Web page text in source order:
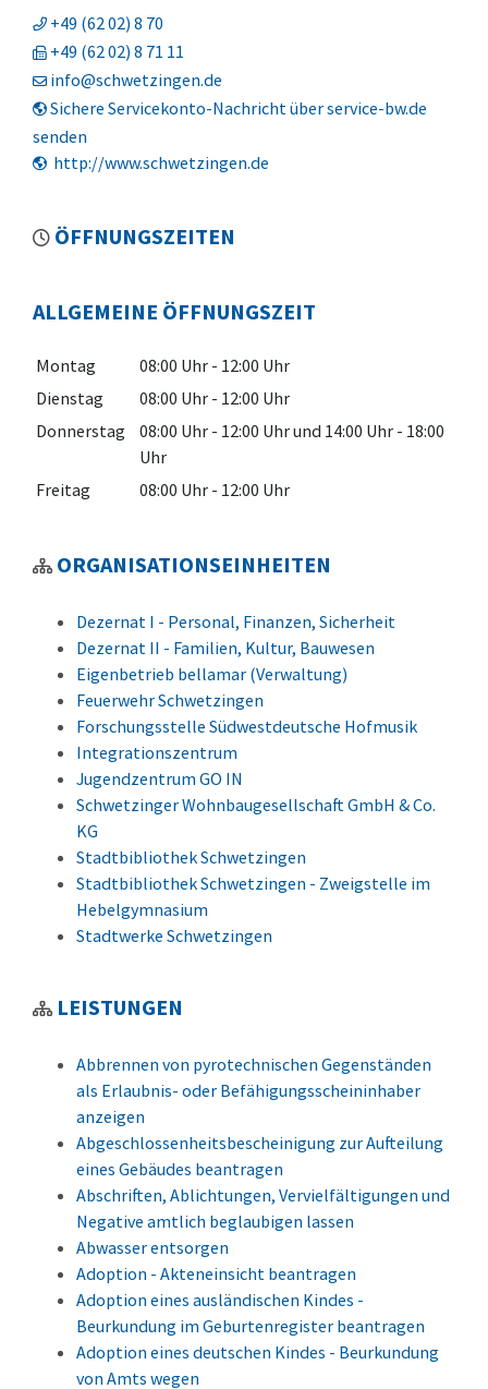
+49 (6202) 8 70
+49 (6202) 8 71 11
info@schwetzingen.de
Sichere Servicekonto-Nachricht über service-bw.de
senden
http://www.schwetzingen.de
ÖFFNUNGSZEITEN
ALLGEMEINE ÖFFNUNGSZEIT
Montag 08:00 Uhr - 12:00 Uhr
Dienstag
08:00 Uhr - 12:00 Uhr
Donnerstag
08:00 Uhr - 12:00 Uhrund 14:00 Uhr - 18:00
Uhr
Freitag
08:00 Uhr - 12:00 Uhr
ORGANISATIONSEINHEITEN
Dezernat I - Personal, Finanzen, Sicherheit
Dezernat II - Familien, Kultur, Bauwesen
Eigenbetrieb bellamar (Verwaltung)
Feuerwehr Schwetzingen
Forschungsstelle Südwestdeutsche Hofmusik
Integrationszentrum
Jugendzentrum GO IN
Schwetzinger Wohnbaugesellschaft GmbH & Co.
KG
Stadtbibliothek Schwetzingen
Stadtbibliothek Schwetzingen - Zweigstelle im
Hebelgymnasium
Stadtwerke Schwetzingen
LEISTUNGEN
Abbrennen von pyrotechnischen Gegenständen
als Erlaubnis- oder Befähigungsscheininhaber
anzeigen
Abgeschlossenheitsbescheinigung zur Aufteilung
eines Gebäudes beantragen
Abschriften, Ablichtungen, Vervielfältigungen und
Negative amtlich beglaubigen lassen
Abwasser entsorgen
Adoption - Akteneinsicht beantragen
Adoption eines ausländischen Kindes -
Beurkundung im Geburtenregister beantragen
Adoption eines deutschen Kindes - Beurkundung
von Amts wegen